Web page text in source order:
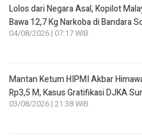
Lolos dari Negara Asal, Kopilot
Bawa 12,7 Kg Narkoba di Bandara
04/08/2026 | 07:17 WIB
Mantan Ketum HIPMI Akbar
Rp3,5 M, Kasus Gratifikasi DJKA
03/08/2026 | 21:38 WIB